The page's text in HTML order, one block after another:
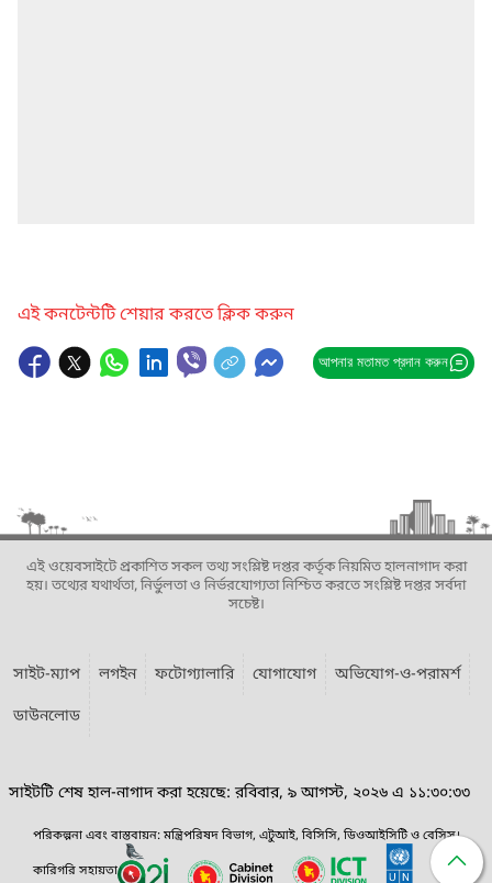
এই কনটেন্টটি শেয়ার করতে ক্লিক করুন
আপনার মতামত প্রদান করুন
এই ওয়েবসাইটে প্রকাশিত সকল তথ্য সংশ্লিষ্ট দপ্তর কর্তৃক নিয়মিত হালনাগাদ করা
হয়। তথ্যের যথার্থতা, নির্ভুলতা ও নির্ভরযোগ্যতা নিশ্চিত করতে সংশ্লিষ্ট দপ্তর সর্বদা
সচেষ্ট।
সাইট-ম্যাপ লগইন ফটোগ্যালারি যোগাযোগ
অভিযোগ-ও-পরামর্শ
ডাউনলোড
সাইটটি শেষ হাল-নাগাদ করা হয়েছে: রবিবার, ৯ আগস্ট, ২০২৬ এ ১১:৩০:৩৩
পরিকল্পনা এবং বাস্তবায়ন: মন্ত্রিপরিষদ বিভাগ, এটুআই, বিসিসি, ডিওআইসিটি ও বেসিস।
কারিগরি সহায়তা